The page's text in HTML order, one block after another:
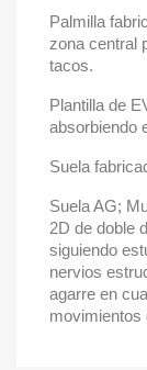
Palmilla
zona central
tacos.
Plantilla de
absorbiendo
Suela
Suela AG;
2D de doble
siguiendo
nervios
agarre en
movimientos